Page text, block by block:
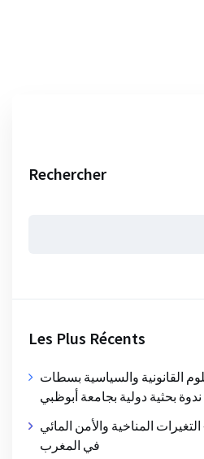
Rechercher
Les Plus Récents
القانونية والسياسية بسطات
بحثية دولية بجامعة أبوظبي
المناخية والأمن المائي
في المغرب